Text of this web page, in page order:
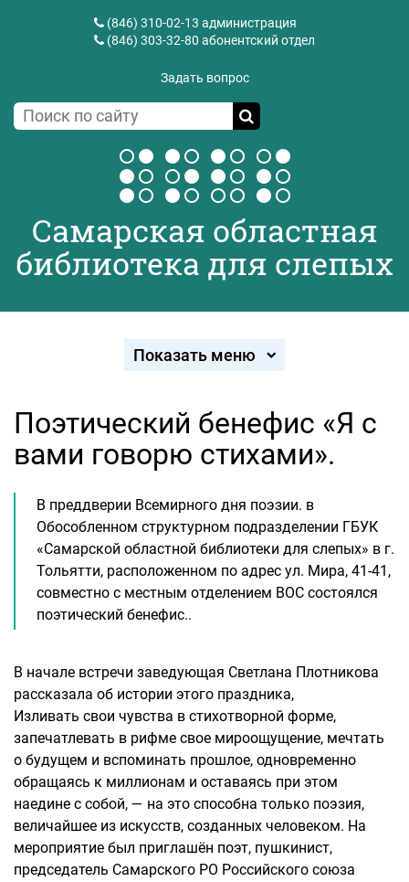
(846) 310-02-13 администрация
(846) 303-32-80 абонентский отдел
Задать вопрос
Самарская областная
библиотека для слепых
Показать меню
Поэтический бенефис «Я с
вами говорю стихами».
В преддверии Всемирного дня поэзии. в
Обособленном структурном подразделении ГБУК
«Самарской областной библиотеки для слепых» в г.
Тольятти, расположенном по адрес ул. Мира, 41-41,
совместно с местным отделением ВОС состоялся
поэтический бенефис..
В начале встречи заведующая Светлана Плотникова
рассказала об истории этого праздника,
Изливать свои чувства в стихотворной форме,
запечатлевать в рифме свое мироощущение, мечтать
о будущем и вспоминать прошлое, одновременно
обращаясь к миллионам и оставаясь при этом
наедине с собой, — на это способна только поэзия,
величайшее из искусств, созданных человеком. На
мероприятие был приглашён поэт, пушкинист,
председатель Самарского РО Российского союза